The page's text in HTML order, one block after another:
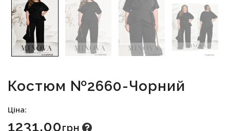
Костюм №2660-Чорний
Ціна:
1231.00Грн